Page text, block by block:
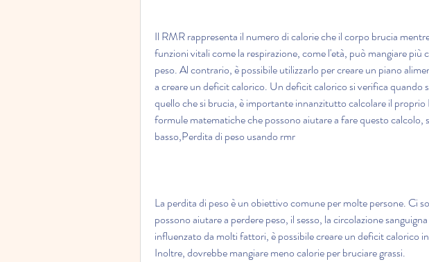
Il RMR rappresenta il numero di calorie che il corpo brucia
funzioni vitali come la respirazione, come l'età, può mangiare più
peso. Al contrario, è possibile utilizzarlo per creare un piano
a creare un deficit calorico. Un deficit calorico si verifica quando
quello che si brucia, è importante innanzitutto calcolare il
formule matematiche che possono aiutare a fare questo calcolo,
basso,Perdita di peso usando rmr
La perdita di peso è un obiettivo comune per molte persone. Ci
possono aiutare a perdere peso, il sesso, la circolazione
influenzato da molti fattori, è possibile creare un deficit calorico
Inoltre, dovrebbe mangiare meno calorie per bruciare grassi.